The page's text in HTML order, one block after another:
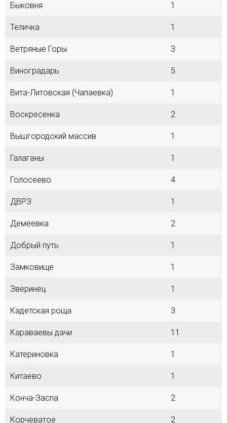
Быковня 1
Теличка 1
Ветряные Горы 3
Виноградарь 5
Вита-Литовская (Чапаевка) 1
Воскресенка 2
Вышгородский массив 1
Галаганы 1
Голосеево 4
ДВРЗ 1
Демеевка 2
Добрый путь 1
Замковище 1
Зверинец 1
Кадетская роща 3
Караваевы дачи 11
Катериновка 1
Китаево 1
Конча-Заспа 2
Корчеватое 2